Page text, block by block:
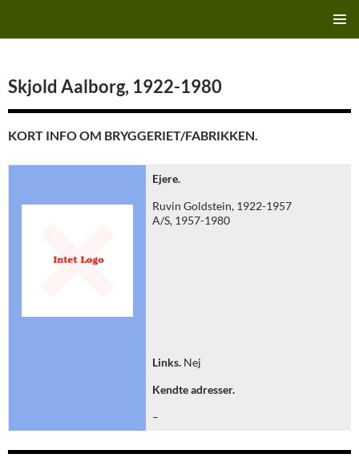
Skjold Aalborg, 1922-1980
KORT INFO OM BRYGGERIET/FABRIKKEN.
Ejere.
Ruvin Goldstein, 1922-1957
A/S, 1957-1980
Links. Nej
Kendte adresser.
–